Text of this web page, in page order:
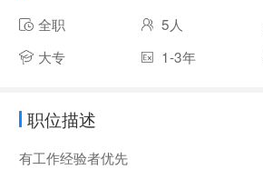
全职 5人
大专
1-3年
职位描述
有工作经验者优先